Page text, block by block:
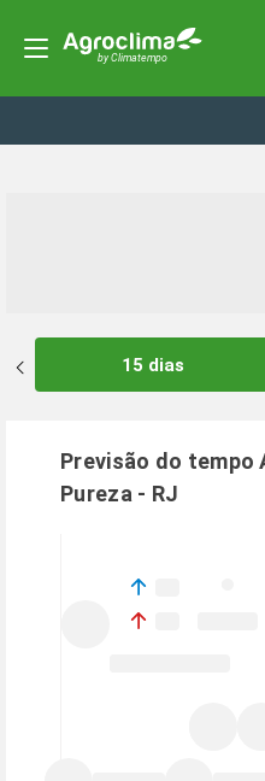
15 dias
Previsão do tempo
Pureza - RJ